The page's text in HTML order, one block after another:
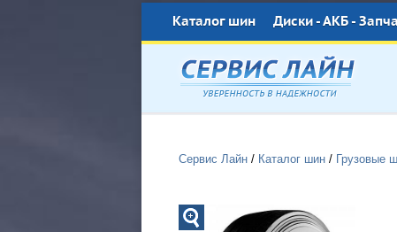
Каталог шин Диски - АКБ -
Сервис Лайн / Каталог шин / Грузовые